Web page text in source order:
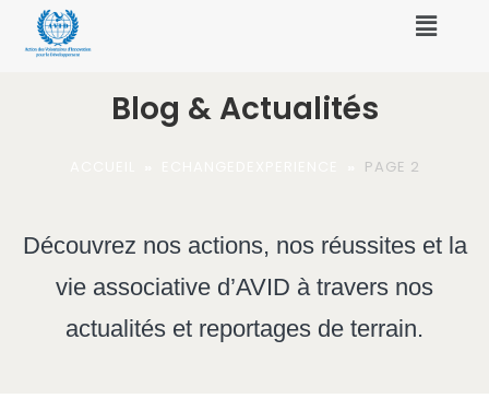
Blog & Actualités
PAGE 2
Découvrez nos actions, nos réussites et la
vie associative d’AVID à travers nos
actualités et reportages de terrain.